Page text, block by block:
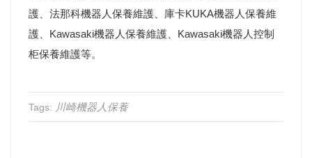
護、法那科機器人保養維護、庫卡KUKA機器人保養維
護、Kawasaki機器人保養維護、Kawasaki機器人控制
柜保養維護等。
Tags: 川崎機器人保養